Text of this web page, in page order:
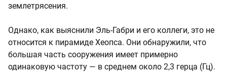
землетрясения.
Однако, как выяснили Эль-Габри и его коллеги, это не
относится к пирамиде Хеопса. Они обнаружили, что
большая часть сооружения имеет примерно
одинаковую частоту — в среднем около 2,3 герца (Гц).